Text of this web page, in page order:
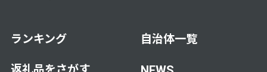
ランキング
自治体一覧